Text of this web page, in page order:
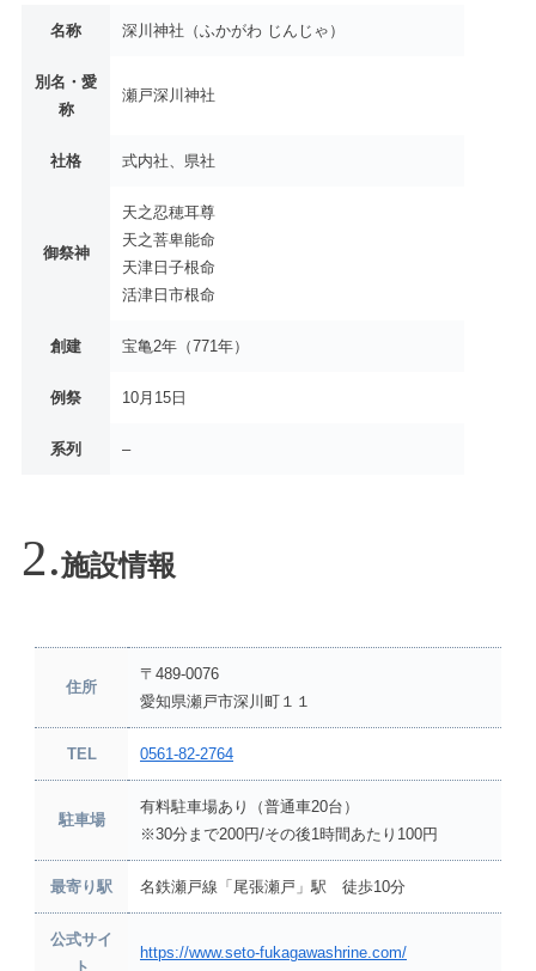
名称 深川神社（ふかがわ じんじゃ）
別名・愛
称
瀬戸深川神社
社格 式内社、県社
御祭神
天之忍穂耳尊
天之菩卑能命
天津日子根命
活津日市根命
創建 宝亀2年（771年）
例祭 10月15日
系列 –
施設情報
住所
〒489-0076
愛知県瀬戸市深川町１１
TEL 0561-82-2764
駐車場
有料駐車場あり（普通車20台）
※30分まで200円/その後1時間あたり100円
最寄り駅 名鉄瀬戸線「尾張瀬戸」駅 徒歩10分
公式サイ
ト
https://www.seto-fukagawashrine.com/